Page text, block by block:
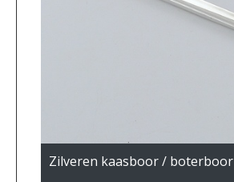
Zilveren kaasboor / boterboor